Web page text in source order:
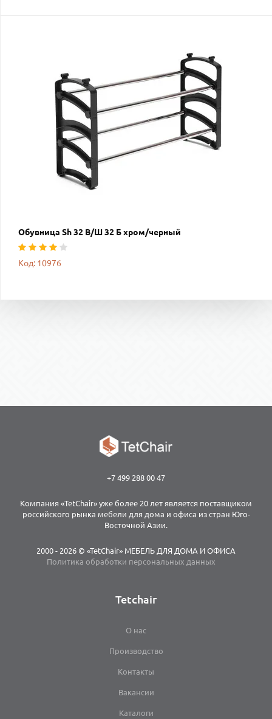
Обувница Sh 32 B/Ш 32 Б хром/черный
Код: 10976
+7 499 288 00 47
Компания «TetChair» уже более 20 лет является поставщиком
российского рынка мебели для дома и офиса из стран Юго-
Восточной Азии.
2000 - 2026 © «TetChair» МЕБЕЛЬ ДЛЯ ДОМА И ОФИСА
Политика обработки персональных данных
Tetchair
О нас
Производство
Контакты
Вакансии
Каталоги